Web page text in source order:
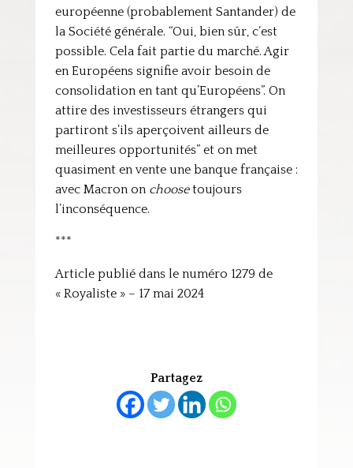
européenne (probablement Santander) de
la Société générale. “Oui, bien sûr, c’est
possible. Cela fait partie du marché. Agir
en Européens signifie avoir besoin de
consolidation en tant qu’Européens”. On
attire des investisseurs étrangers qui
partiront s’ils aperçoivent ailleurs de
meilleures opportunités” et on met
quasiment en vente une banque française :
avec Macron on choosetoujours
l’inconséquence.
***
Article publié dans le numéro 1279 de
« Royaliste » – 17 mai 2024
Partagez